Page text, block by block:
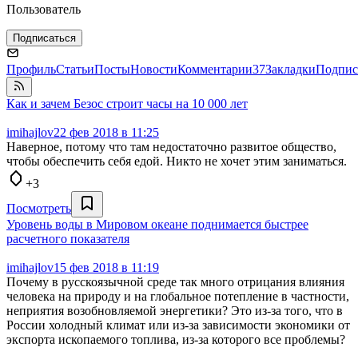
Пользователь
Подписаться
ПрофильСтатьиПостыНовостиКомментарии37Закладки
Как и зачем Безос строит часы на 10 000 лет
imihajlov22 фев 2018 в 11:25
Наверное, потому что там недостаточно развитое общество,
чтобы обеспечить себя едой. Никто не хочет этим заниматься.
+3
Посмотреть
Уровень воды в Мировом океане поднимается быстрее
расчетного показателя
imihajlov15 фев 2018 в 11:19
Почему в русскоязычной среде так много отрицания влияния
человека на природу и на глобальное потепление в частности,
неприятия возобновляемой энергетики? Это из-за того, что в
России холодный климат или из-за зависимости экономики от
экспорта ископаемого топлива, из-за которого все проблемы?